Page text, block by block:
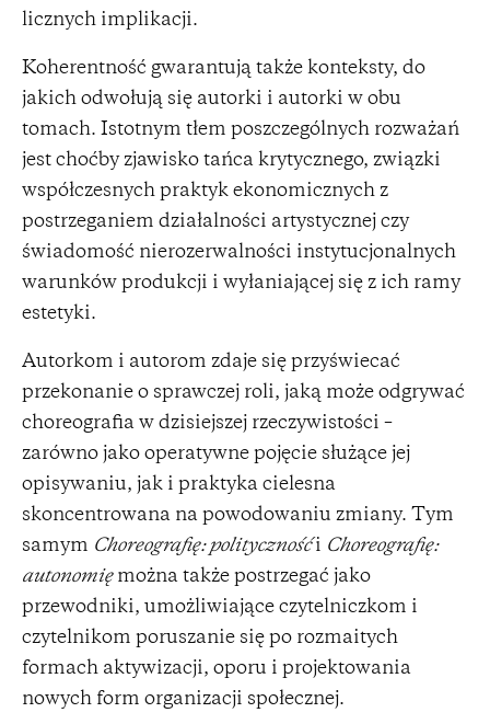
licznych implikacji.
Koherentność gwarantują także konteksty, do
jakich odwołują się autorki i autorki w obu
tomach. Istotnym tłem poszczególnych rozważań
jest choćby zjawisko tańca krytycznego, związki
współczesnych praktyk ekonomicznych z
postrzeganiem działalności artystycznej czy
świadomość nierozerwalności instytucjonalnych
warunków produkcji i wyłaniającej się z ich ramy
estetyki.
Autorkom i autorom zdaje się przyświecać
przekonanie o sprawczej roli, jaką może odgrywać
choreografia w dzisiejszej rzeczywistości –
zarówno jako operatywne pojęcie służące jej
opisywaniu, jak i praktyka cielesna
skoncentrowana na powodowaniu zmiany. Tym
samym Choreografię: politycznośći Choreografię:
autonomięmożna także postrzegać jako
przewodniki, umożliwiające czytelniczkom i
czytelnikom poruszanie się po rozmaitych
formach aktywizacji, oporu i projektowania
nowych form organizacji społecznej.